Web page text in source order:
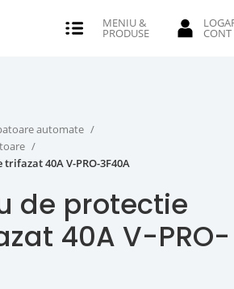
automate
40A V-PRO-3F40A
de protectie
40A V-PRO-